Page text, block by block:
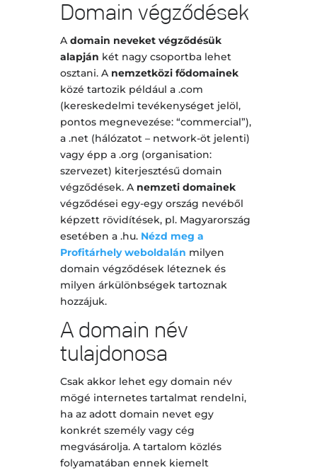
Domain végződések
A domain neveket végződésük
alapján két nagy csoportba lehet
osztani. A nemzetközi fődomainek
közé tartozik például a .com
(kereskedelmi tevékenységet jelöl,
pontos megnevezése: “commercial”),
a .net (hálózatot – network-öt jelenti)
vagy épp a .org (organisation:
szervezet) kiterjesztésű domain
végződések. A nemzeti domainek
végződései egy-egy ország nevéből
képzett rövidítések, pl. Magyarország
esetében a .hu. Nézd meg a
Profitárhely weboldalán milyen
domain végződések léteznek és
milyen árkülönbségek tartoznak
hozzájuk.
A domain név
tulajdonosa
Csak akkor lehet egy domain név
mögé internetes tartalmat rendelni,
ha az adott domain nevet egy
konkrét személy vagy cég
megvásárolja. A tartalom közlés
folyamatában ennek kiemelt